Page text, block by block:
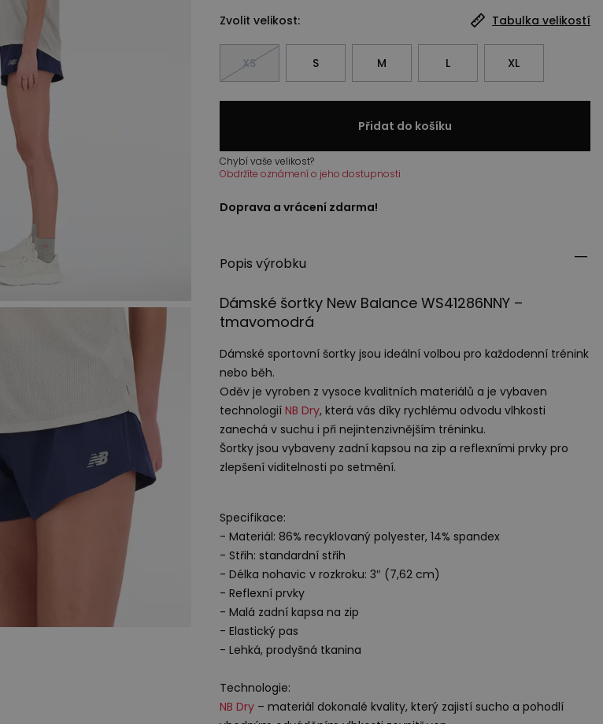
Zvolit velikost: Tabulka velikostí
XS S M L XL
Přidat do košíku
Chybí vaše velikost?
Obdržíte oznámení o jeho dostupnosti
Doprava a vrácení zdarma!
Popis výrobku
Dámské šortky New Balance WS41286NNY –
tmavomodrá
Dámské sportovní šortky jsou ideální volbou pro každodenní trénink
nebo běh.
Oděv je vyroben z vysoce kvalitních materiálů a je vybaven
technologií NB Dry, která vás díky rychlému odvodu vlhkosti
zanechá v suchu i při nejintenzivnějším tréninku.
Šortky jsou vybaveny zadní kapsou na zip a reflexními prvky pro
zlepšení viditelnosti po setmění.
Specifikace:
- Materiál: 86% recyklovaný polyester, 14% spandex
- Střih: standardní střih
- Délka nohavic v rozkroku: 3″ (7,62 cm)
- Reflexní prvky
- Malá zadní kapsa na zip
- Elastický pas
- Lehká, prodyšná tkanina
Technologie:
NB Dry– materiál dokonalé kvality, který zajistí sucho a pohodlí